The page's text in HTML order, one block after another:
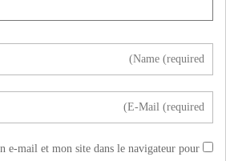
e-mail et mon site dans le navigateur pour